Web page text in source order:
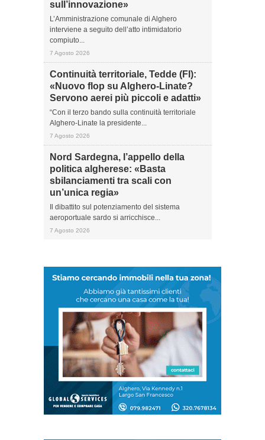
sull’innovazione»
L’Amministrazione comunale di Alghero
interviene a seguito dell’atto intimidatorio
compiuto...
7 Agosto 2026
Continuità territoriale, Tedde (FI):
«Nuovo flop su Alghero-Linate?
Servono aerei più piccoli e adatti»
“Con il terzo bando sulla continuità territoriale
Alghero-Linate la presidente...
7 Agosto 2026
Nord Sardegna, l’appello della
politica algherese: «Basta
sbilanciamenti tra scali con
un’unica regia»
Il dibattito sul potenziamento del sistema
aeroportuale sardo si arricchisce...
7 Agosto 2026